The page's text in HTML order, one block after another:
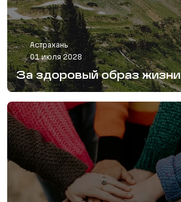
Астрахань
01 июля 2028
За здоровый образ жизни